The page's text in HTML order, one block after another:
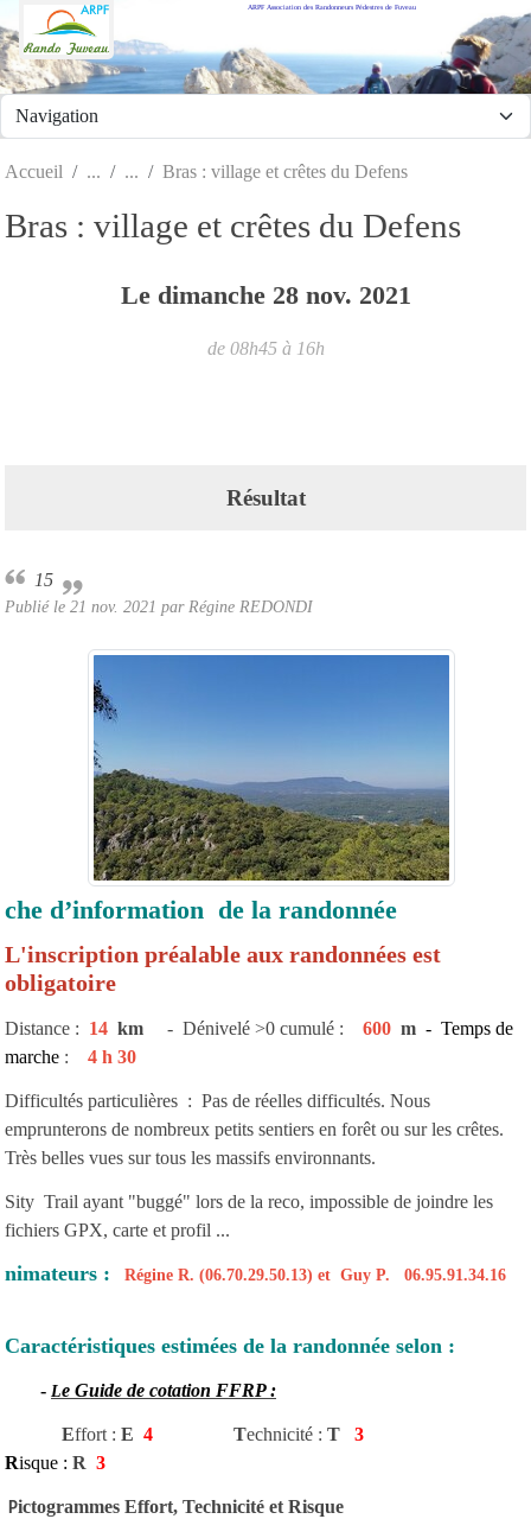
ARPF Association des Randonneurs Pédestres de Fuveau
Accueil Bras : village et crêtes du Defens
Bras : village et crêtes du Defens
Le dimanche 28 nov. 2021
de 08h45 à 16h
Résultat
15
Publié le 21 nov. 2021 par Régine REDONDI
che d’information de la randonnée
L'inscription préalable aux randonnées est
obligatoire
Distance : 14 km - Dénivelé >0 cumulé : 600 m - Temps de
marche : 4 h 30
Difficultés particulières : Pas de réelles difficultés. Nous
emprunterons de nombreux petits sentiers en forêt ou sur les crêtes.
Très belles vues sur tous les massifs environnants.
Sity Trail ayant "buggé" lors de la reco, impossible de joindre les
fichiers GPX, carte et profil ...
nimateurs : Régine R. (06.70.29.50.13) et Guy P. 06.95.91.34.16
Caractéristiques estimées de la randonnée selon :
- Le Guide de cotation FFRP :
Effort : E 4 Technicité : T 3
Risque : R 3
Pictogrammes Effort, Technicité et Risque
Panneau de gestion des cookies